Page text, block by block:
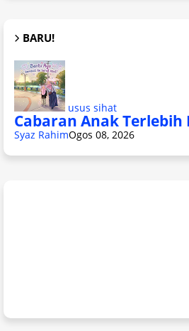
BARU!
usus sihat
Cabaran Anak Terlebih
Syaz RahimOgos 08, 2026